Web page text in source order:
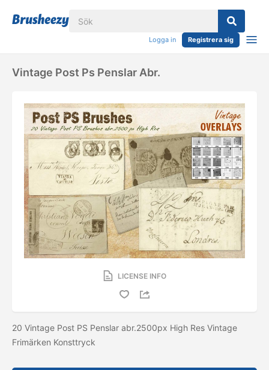
Logga in Registrera sig
Vintage Post Ps Penslar Abr.
LICENSE INFO
20 Vintage Post PS Penslar abr.2500px High Res Vintage
Frimärken Konsttryck